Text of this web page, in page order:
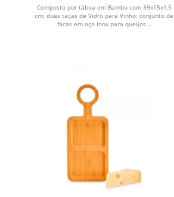
Composto por tábua em Bambu com 39x15x1,5
cm; duas taças de Vidro para Vinho; conjunto de
facas em aço Inox para queijos...